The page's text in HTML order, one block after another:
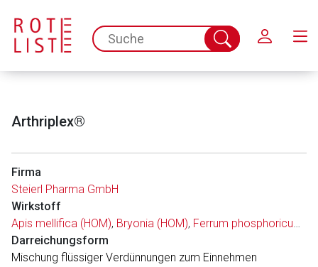
spc.search.input.placeholder
Suche
abschicken
Arthriplex®
Firma
Steierl Pharma GmbH
Wirkstoff
Apis mellifica (HOM), Bryonia (HOM), Ferrum phosphoricum (HOM)
Darreichungsform
Mischung flüssiger Verdünnungen zum Einnehmen